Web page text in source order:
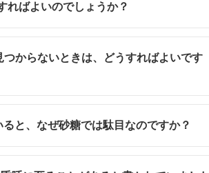
ればよいのでしょうか？
からないときは、どうすればよいです
と、なぜ砂糖では駄目なのですか？